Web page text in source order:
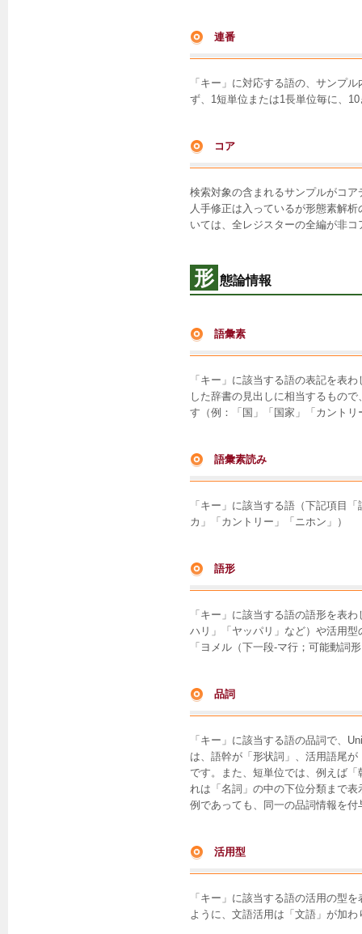
連番
「キー」に対応する語の、サンプ
ず、1短単位または1長単位毎に、
コア
検索対象の含まれるサンプルがコ
人手修正は入っているが形態素解
いては、全レジスターの全編が非
形 態論情報
語彙素
「キー」に該当する語の表記を表
した辞書の見出しに相当するもの
す（例：「国」「国家」「カントリ
語彙素読み
「キー」に該当する語（下記項目
カ」「カントリー」「ニホン」）
語形
「キー」に該当する語の語形を表
ハリ」「ヤッパリ」など）や活用
「ヨメル（下一段-マ行；可能動詞
品詞
「キー」に該当する語の品詞で、
は、語幹が「形状詞」、活用語尾
です。また、短単位では、例えば
れは「名詞」の中の下位分類まで
例であっても、同一の品詞情報を
活用型
「キー」に該当する語の活用の型
ように、文語活用は「文語」が加